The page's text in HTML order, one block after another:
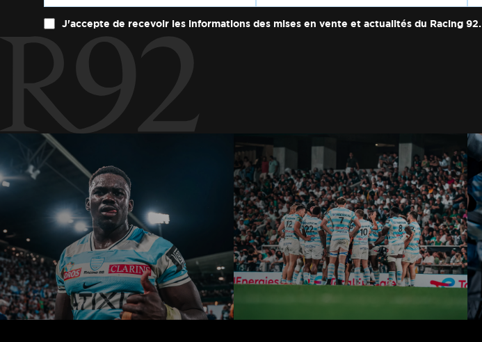
J'accepte de recevoir les informations des mises en vente et actualités du Racing 92.